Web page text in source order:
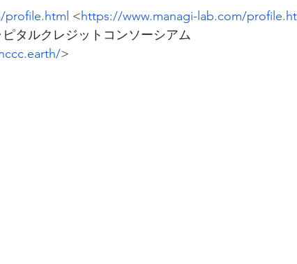
<https://www.managi-lab.com/
タルクレジットコンソーシアム︎
>